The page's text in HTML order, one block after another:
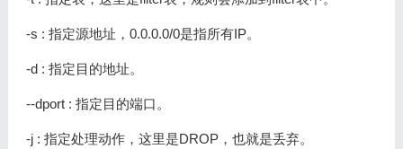
-s : 指定源地址，0.0.0.0/0是指所有IP。
-d : 指定目的地址。
--dport : 指定目的端口。
-j : 指定处理动作，这里是DROP，也就是丢弃。